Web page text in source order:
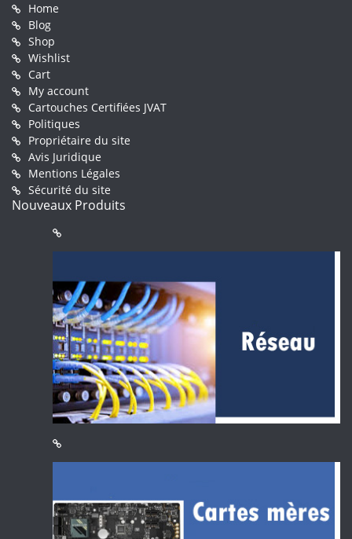
Home
Blog
Shop
Wishlist
Cart
My account
Cartouches Certifiées JVAT
Politiques
Propriétaire du site
Avis Juridique
Mentions Légales
Sécurité du site
Nouveaux Produits